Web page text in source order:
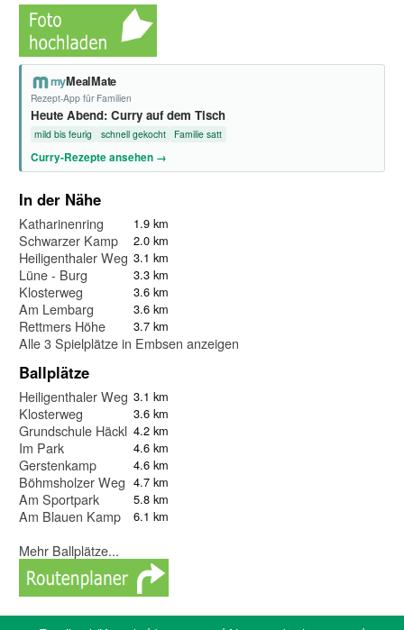
myMealMate
Rezept-App für Familien
Heute Abend: Curry auf dem Tisch
mild bis feurig schnell gekocht Familie satt
Curry-Rezepte ansehen →
In der Nähe
Katharinenring 1.9 km
Schwarzer Kamp 2.0 km
Heiligenthaler Weg 3.1 km
Lüne - Burg 3.3 km
Klosterweg 3.6 km
Am Lembarg 3.6 km
Rettmers Höhe 3.7 km
Alle 3 Spielplätze in Embsen anzeigen
Ballplätze
Heiligenthaler Weg 3.1 km
Klosterweg 3.6 km
Grundschule Häcklingen
4.2 km
Im Park 4.6 km
Gerstenkamp 4.6 km
Böhmsholzer Weg 4.7 km
Am Sportpark 5.8 km
Am Blauen Kamp 6.1 km
Mehr Ballplätze...